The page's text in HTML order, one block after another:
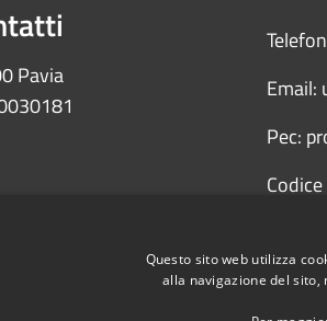
Pavia
Email:
Pec:
Questo sito web utilizza
alla navigazione del